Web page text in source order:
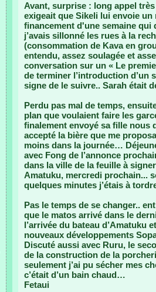
Avant, surprise : long appel
exigeait que Sikeli lui envoie
financement d'une semaine qui
j’avais sillonné les rues à la
(consommation de Kava en
entendu, assez soulagée et
conversation sur un « Le
de terminer l’introduction d’un
signe de le suivre.. Sarah était
Perdu pas mal de temps,
plan que voulaient faire les
finalement envoyé sa fille nous
accepté la bière que me
moins dans la journée…
avec Fong de l’annonce
dans la ville de la feuille à
Amatuku, mercredi prochain...
quelques minutes j’étais à
Pas le temps de se changer..
que le matos arrivé dans le
l’arrivée du bateau d’Amatuku
nouveaux développements
Discuté aussi avec Ruru, le
de la construction de la
seulement j’ai pu sécher mes
c’était d’un bain chaud…
Fetaui